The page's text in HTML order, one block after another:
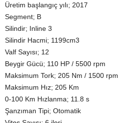
Üretim başlangıç yılı; 2017
Segment; B
Silindir; Inline 3
Silindir Hacmi; 1199cm3
Valf Sayısı; 12
Beygir Gücü; 110 HP / 5500 rpm
Maksimum Tork; 205 Nm / 1500 rpm
Maksimum Hız; 205 Km
0-100 Km Hızlanma; 11.8 s
Şanzıman Tipi; Otomatik